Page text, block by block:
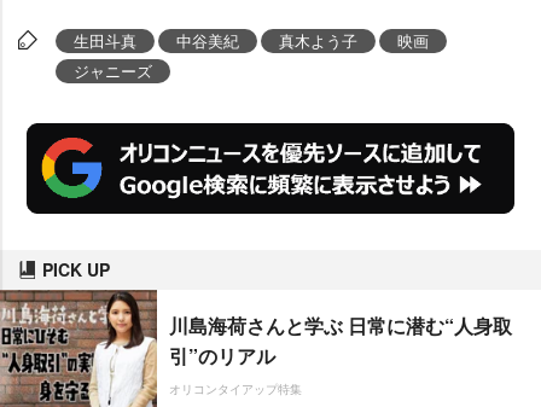
生田斗真 中谷美紀 真木よう子
映画
ジャニーズ
PICK UP
川島海荷さんと学ぶ 日常に潜む“人身取
引”のリアル
オリコンタイアップ特集